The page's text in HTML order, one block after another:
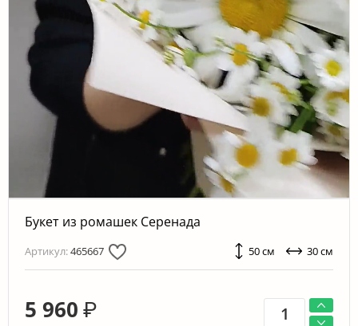
Букет из ромашек Серенада
Артикул:465667 50 см 30 см
5 960 ₽